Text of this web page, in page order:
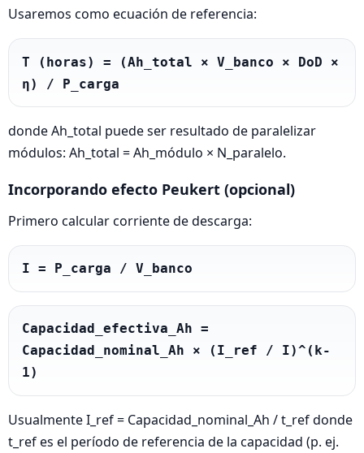
Usaremos como ecuación de referencia:
T (horas) = (Ah_total × V_banco × DoD ×
η) / P_carga
donde Ah_total puede ser resultado de paralelizar
módulos: Ah_total = Ah_módulo × N_paralelo.
Incorporando efecto Peukert (opcional)
Primero calcular corriente de descarga:
I = P_carga / V_banco
Capacidad_efectiva_Ah =
Capacidad_nominal_Ah × (I_ref / I)^(k-
1)
Usualmente I_ref = Capacidad_nominal_Ah / t_ref donde
t_ref es el período de referencia de la capacidad (p. ej.